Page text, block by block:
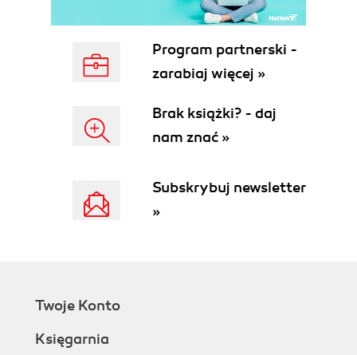
Program partnerski -
zarabiaj więcej »
Brak książki? - daj
nam znać »
Subskrybuj newsletter
»
Twoje Konto
Księgarnia